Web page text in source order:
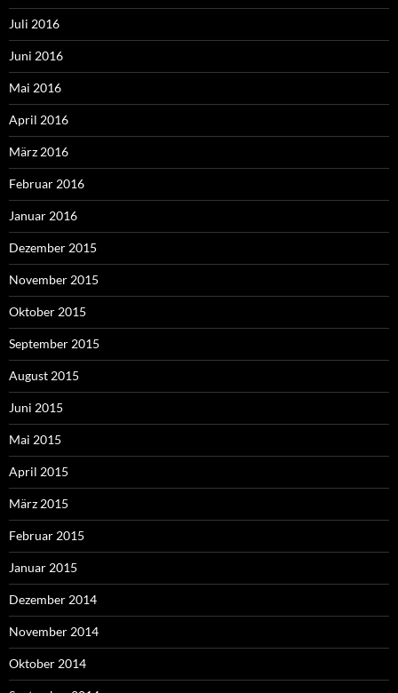
Juli 2016
Juni 2016
Mai 2016
April 2016
März 2016
Februar 2016
Januar 2016
Dezember 2015
November 2015
Oktober 2015
September 2015
August 2015
Juni 2015
Mai 2015
April 2015
März 2015
Februar 2015
Januar 2015
Dezember 2014
November 2014
Oktober 2014